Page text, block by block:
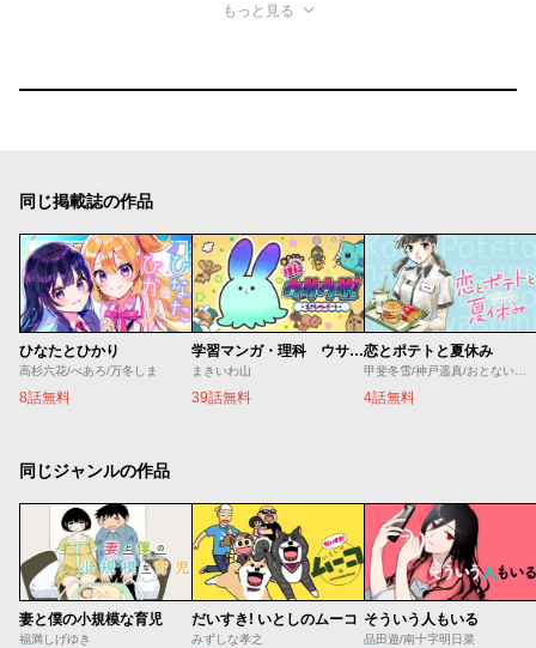
もっと見る
同じ掲載誌の作品
ひなたとひかり
高杉六花/べあろ/万冬しま
8話無料
学習マンガ・理科 ウサウサ！
まきいわ山
39話無料
恋とポテトと夏休み
4話無料
同じジャンルの作品
妻と僕の小規模な育児
福満しげゆき
だいすき! いとしのムーコ
みずしな孝之
そういう人もいる
品田遊/南十字明日菜